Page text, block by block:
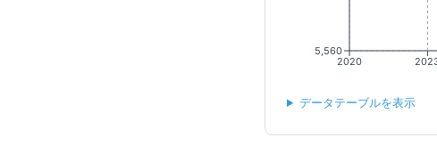
2020
5,560
データテーブルを表示